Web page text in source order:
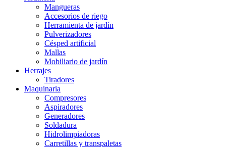
Mangueras
Accesorios de riego
Herramienta de jardín
Pulverizadores
Césped artificial
Mallas
Mobiliario de jardín
Herrajes
Tiradores
Maquinaria
Compresores
Aspiradores
Generadores
Soldadura
Hidrolimpiadoras
Carretillas y transpaletas